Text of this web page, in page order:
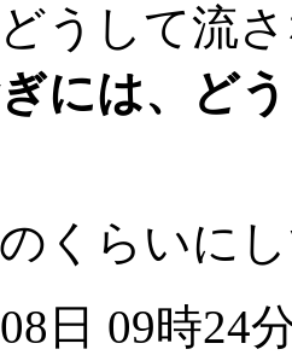
うして流
には、ど
くらいに
日 09時24